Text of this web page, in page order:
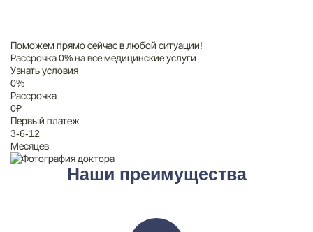
Поможем прямо сейчас в любой ситуации!
Рассрочка 0% на все медицинские услуги
Узнать условия
0%
Рассрочка
0₽
Первый платеж
3-6-12
Месяцев
Наши преимущества